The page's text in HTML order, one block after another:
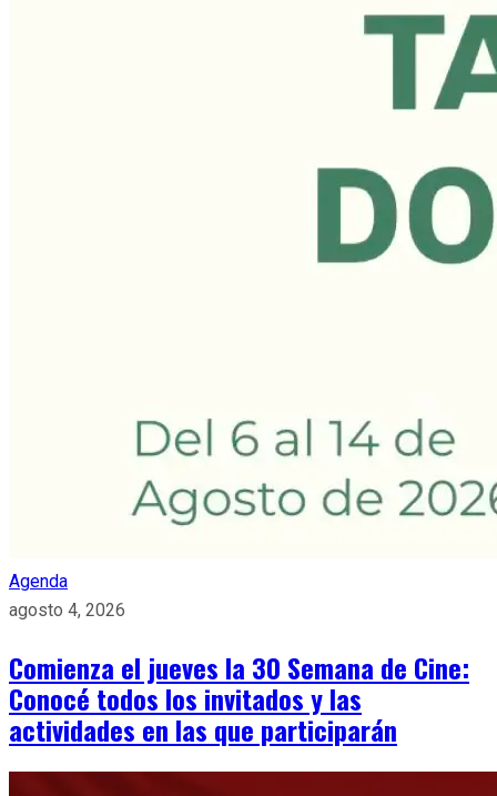
Agenda
agosto 4, 2026
Comienza el jueves la 30 Semana de Cine:
Conocé todos los invitados y las
actividades en las que participarán